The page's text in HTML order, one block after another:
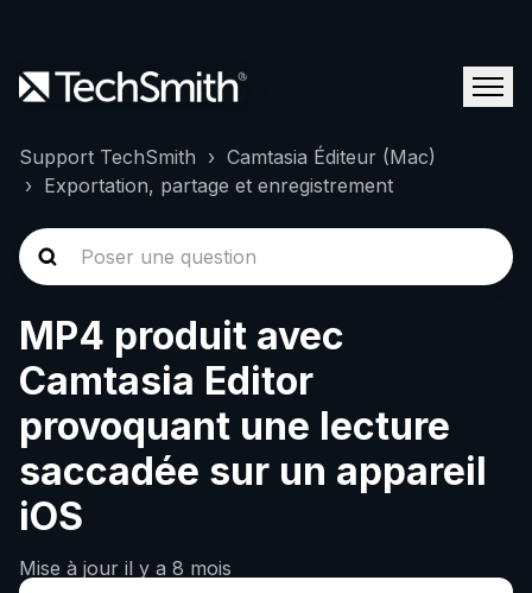
Support TechSmith
Camtasia Éditeur (Mac)
Exportation, partage et enregistrement
MP4 produit avec
Camtasia Editor
provoquant une lecture
saccadée sur un appareil
iOS
Mise à jour il y a 8 mois